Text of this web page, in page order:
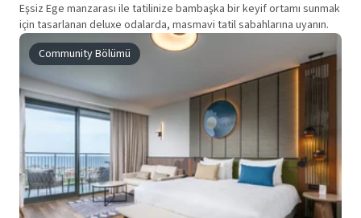
Eşsiz Ege manzarası ile tatilinize bambaşka bir keyif ortamı sunmak
için tasarlanan deluxe odalarda, masmavi tatil sabahlarına uyanın.
Community Bölümü